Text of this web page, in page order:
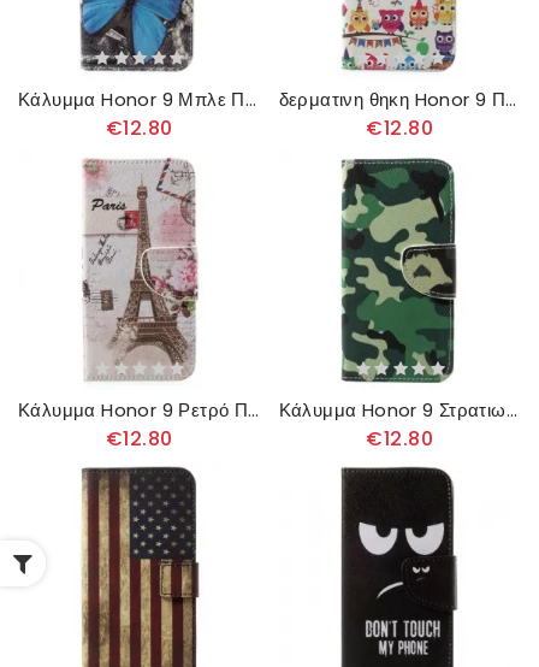
Κάλυμμα Honor 9 Μπλε Πεταλούδα
€12.80
δερματινη θηκη Honor 9 Πολλαπλές Έγχρωμες Κουκουβάγιες
€12.80
Κάλυμμα Honor 9 Ρετρό Πύργος Του Άιφελ
€12.80
Κάλυμμα Honor 9 Στρατιωτικό Καμουφλάζ
€12.80